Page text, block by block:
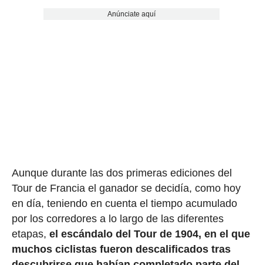
Anúnciate aquí
Aunque durante las dos primeras ediciones del
Tour de Francia el ganador se decidía, como hoy
en día, teniendo en cuenta el tiempo acumulado
por los corredores a lo largo de las diferentes
etapas, el escándalo del Tour de 1904, en el que
muchos ciclistas fueron descalificados tras